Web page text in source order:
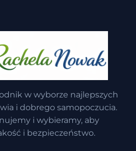
w wyborze najlepszych
i dobrego samopoczucia.
i wybieramy, aby
i bezpieczeństwo.